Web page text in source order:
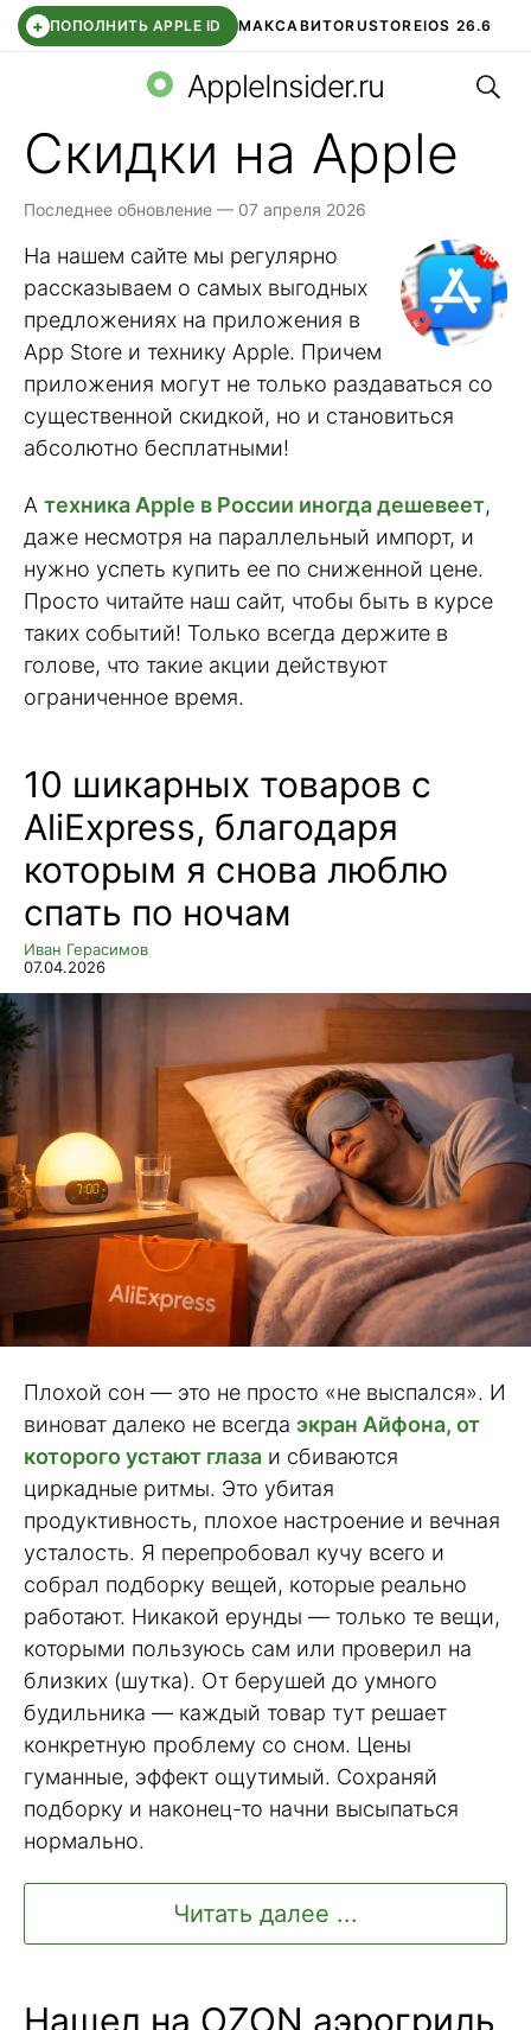
+ ПОПОЛНИТЬ APPLE ID МАКСАВИТОRUSTOREIOS 26.6
СБЕР КИДС ВТБ ОНЛАЙН ЧАТ В ROBLOX
AppleInsider.ru
Скидки на Apple
Последнее обновление — 07 апреля 2026
На нашем сайте мы регулярно
рассказываем о самых выгодных
предложениях на приложения в
App Store и технику Apple. Причем
приложения могут не только раздаваться со
существенной скидкой, но и становиться
абсолютно бесплатными!
А техника Apple в России иногда дешевеет,
даже несмотря на параллельный импорт, и
нужно успеть купить ее по сниженной цене.
Просто читайте наш сайт, чтобы быть в курсе
таких событий! Только всегда держите в
голове, что такие акции действуют
ограниченное время.
10 шикарных товаров с
AliExpress, благодаря
которым я снова люблю
спать по ночам
Иван Герасимов
07.04.2026
Плохой сон — это не просто «не выспался». И
виноват далеко не всегда экран Айфона, от
которого устают глаза и сбиваются
циркадные ритмы. Это убитая
продуктивность, плохое настроение и вечная
усталость. Я перепробовал кучу всего и
собрал подборку вещей, которые реально
работают. Никакой ерунды — только те вещи,
которыми пользуюсь сам или проверил на
близких (шутка). От берушей до умного
будильника — каждый товар тут решает
конкретную проблему со сном. Цены
гуманные, эффект ощутимый. Сохраняй
подборку и наконец-то начни высыпаться
нормально.
Читать далее ...
Нашел на OZON аэрогриль